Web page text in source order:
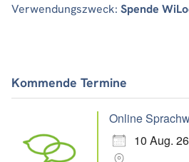
Verwendungszweck: Spende
Kommende Termine
Online
10 Aug. 26